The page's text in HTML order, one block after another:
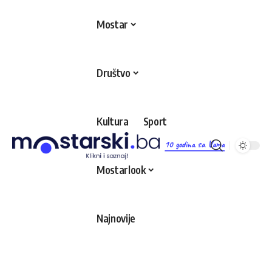
10 godina sa Vama
Mostar
Društvo
Kultura Sport
Mostarlook
Najnovije